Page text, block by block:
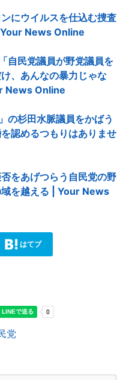
にウイルスを仕込む捜査
Your News Online
自民党議員が野党議員を
、あんなの暴力じゃな
News Online
の杉田水脈議員をかばう
認めるつもりはありませ
をあげつらう自民党の野
を越える | Your News
はてブ
党